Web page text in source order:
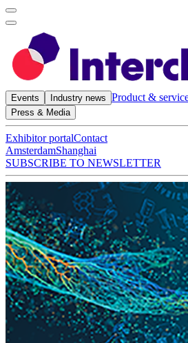
Events Industry news Product &
Press & Media
Exhibitor portalContact
AmsterdamShanghai
SUBSCRIBE TO NEWSLETTER